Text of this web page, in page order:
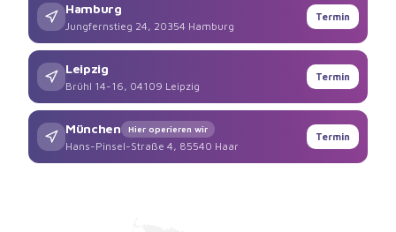
Hamburg
Jungfernstieg 24, 20354 Hamburg
Termin
Leipzig
Brühl 14-16, 04109 Leipzig
Termin
München Hier operieren wir
Hans-Pinsel-Straße 4, 85540 Haar
Termin